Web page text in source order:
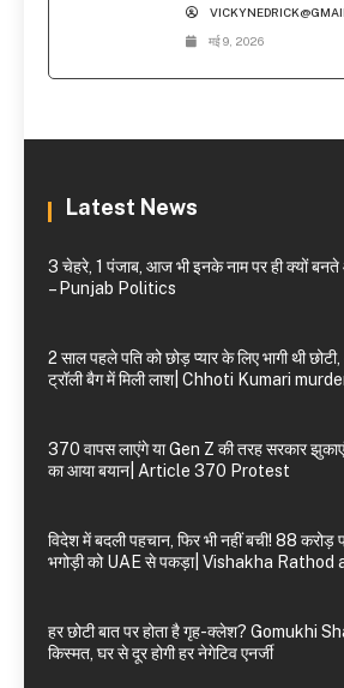
मई 9, 2026
Latest News
3 चेहरे, 1 पंजाब, आज भी इनके नाम पर ही क्यों
– Punjab Politics
2 साल पहले पति को छोड़ प्यार के लिए भागी थी
ट्रॉली बैग में मिली लाश| Chhoti Kumari
370 वापस लाएंगे या Gen Z की तरह सरकार
का आया बयान| Article 370 Protest
विदेश में बदली पहचान, फिर भी नहीं बची! 88
भगोड़ी को UAE से पकड़ा| Vishakha Rathod
हर छोटी बात पर होता है गृह-क्लेश? Gomukhi
किस्मत, घर से दूर होगी हर नेगेटिव एनर्जी